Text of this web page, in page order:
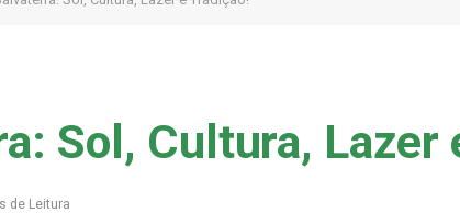
Sol, Cultura, Lazer
de Leitura